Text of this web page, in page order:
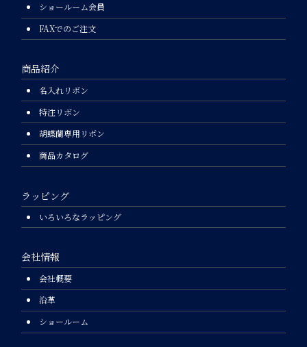
ショールーム会員
FAXでのご注文
商品紹介
名入れリボン
特注リボン
胡蝶蘭専用リボン
商品カタログ
ラッピング
いろいろなラッピング
会社情報
会社概要
沿革
ショールーム